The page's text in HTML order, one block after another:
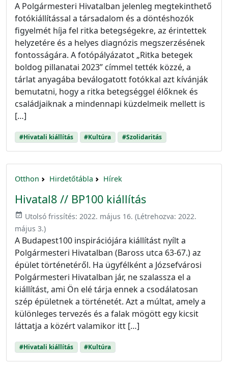
A Polgármesteri Hivatalban jelenleg megtekinthető
fotókiállítással a társadalom és a döntéshozók
figyelmét híja fel ritka betegségekre, az érintettek
helyzetére és a helyes diagnózis megszerzésének
fontosságára. A fotópályázatot „Ritka betegek
boldog pillanatai 2023” címmel tették közzé, a
tárlat anyagába beválogatott fotókkal azt kívánják
bemutatni, hogy a ritka betegséggel élőknek és
családjaiknak a mindennapi küzdelmeik mellett is
[…]
#Hivatali kiállítás #Kultúra #Szolidaritás
Otthon Hirdetőtábla Hírek
Hivatal8 // BP100 kiállítás
event_available Utolsó frissítés: 2022. május 16. (Létrehozva: 2022.
május 3.)
A Budapest100 inspirációjára kiállítást nyílt a
Polgármesteri Hivatalban (Baross utca 63-67.) az
épület történetéről. Ha ügyfélként a Józsefvárosi
Polgármesteri Hivatalban jár, ne szalassza el a
kiállítást, ami Ön elé tárja ennek a csodálatosan
szép épületnek a történetét. Azt a múltat, amely a
különleges tervezés és a falak mögött egy kicsit
láttatja a közért valamikor itt […]
#Hivatali kiállítás #Kultúra